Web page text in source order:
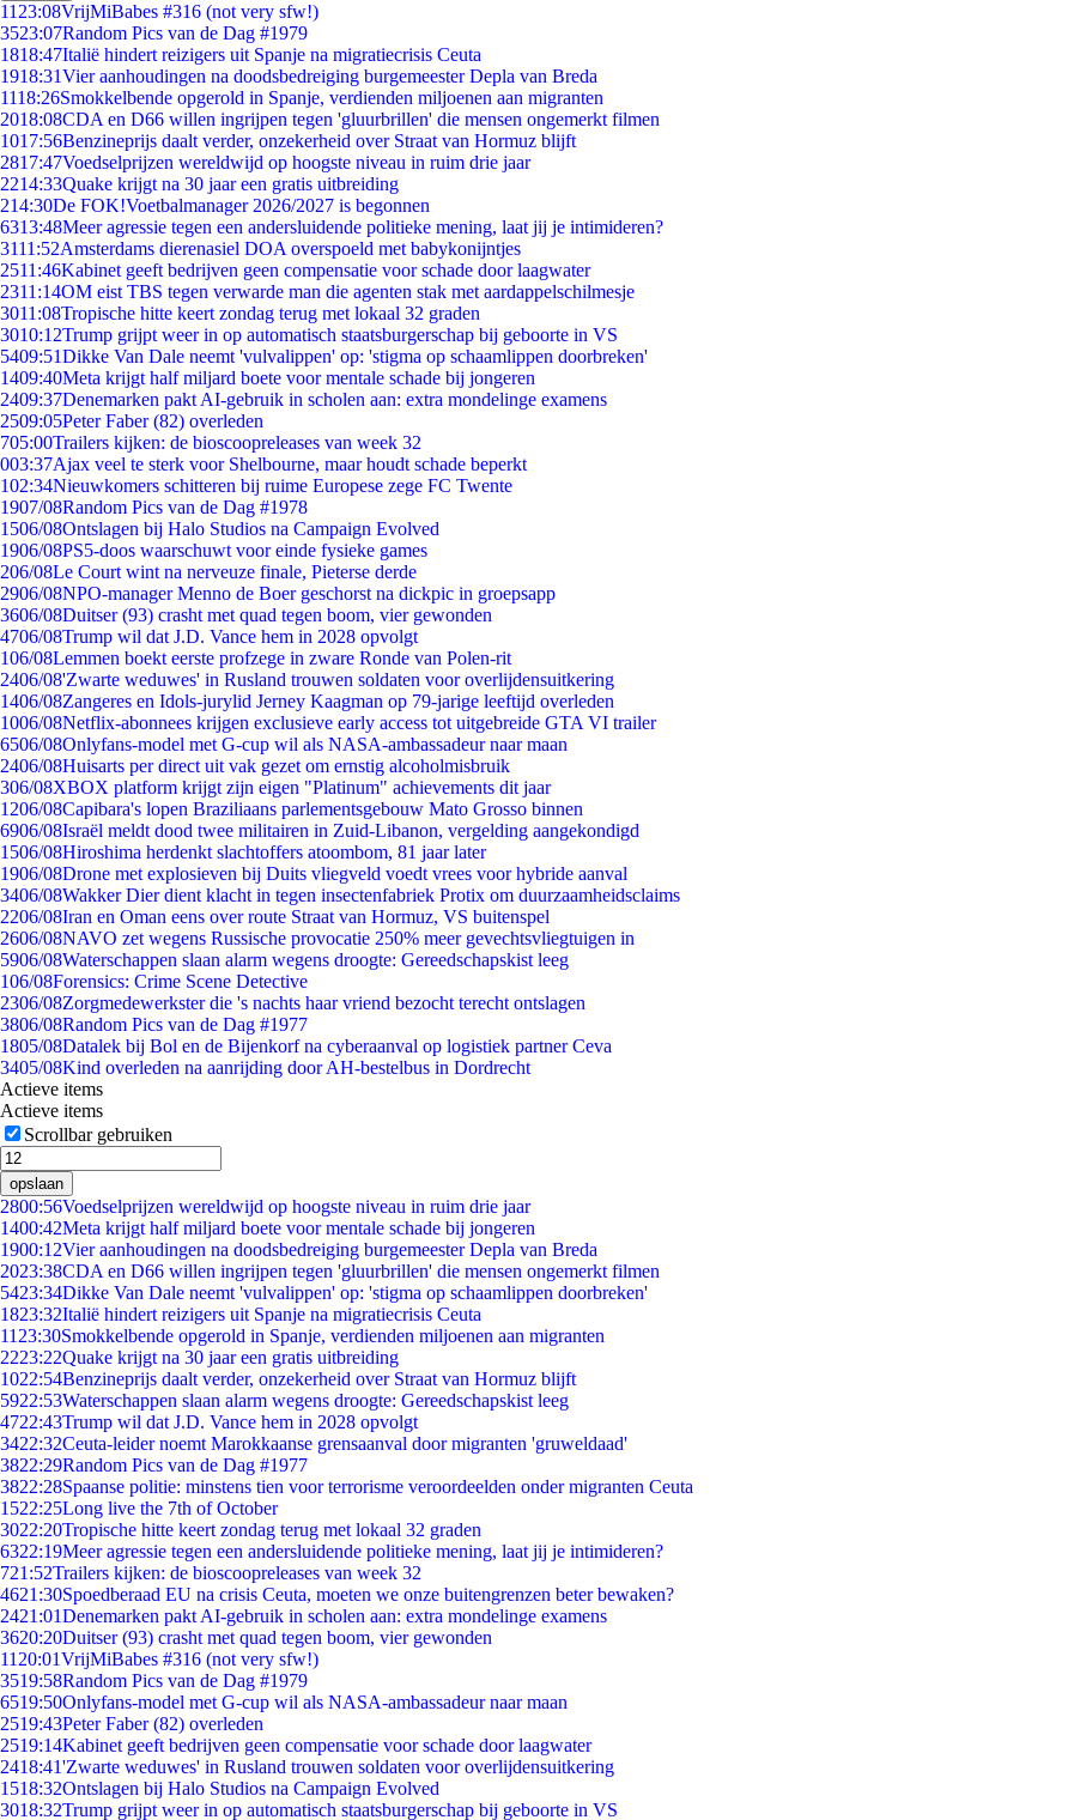
11 23:08VrijMiBabes #316 (not very sfw!)
3523:07Random Pics van de Dag #1979
1818:47Italië hindert reizigers uit Spanje na migratiecrisis Ceuta
1918:31Vier aanhoudingen na doodsbedreiging burgemeester Depla van Breda
1118:26Smokkelbende opgerold in Spanje, verdienden miljoenen aan migranten
2018:08CDA en D66 willen ingrijpen tegen 'gluurbrillen' die mensen ongemerkt filmen
1017:56Benzineprijs daalt verder, onzekerheid over Straat van Hormuz blijft
2817:47Voedselprijzen wereldwijd op hoogste niveau in ruim drie jaar
2214:33Quake krijgt na 30 jaar een gratis uitbreiding
214:30De FOK!Voetbalmanager 2026/2027 is begonnen
6313:48Meer agressie tegen een andersluidende politieke mening, laat jij je intimideren?
3111:52Amsterdams dierenasiel DOA overspoeld met babykonijntjes
2511:46Kabinet geeft bedrijven geen compensatie voor schade door laagwater
2311:14OM eist TBS tegen verwarde man die agenten stak met aardappelschilmesje
3011:08Tropische hitte keert zondag terug met lokaal 32 graden
3010:12Trump grijpt weer in op automatisch staatsburgerschap bij geboorte in VS
5409:51Dikke Van Dale neemt 'vulvalippen' op: 'stigma op schaamlippen doorbreken'
1409:40Meta krijgt half miljard boete voor mentale schade bij jongeren
2409:37Denemarken pakt AI-gebruik in scholen aan: extra mondelinge examens
2509:05Peter Faber (82) overleden
705:00Trailers kijken: de bioscoopreleases van week 32
003:37Ajax veel te sterk voor Shelbourne, maar houdt schade beperkt
102:34Nieuwkomers schitteren bij ruime Europese zege FC Twente
1907/08Random Pics van de Dag #1978
1506/08Ontslagen bij Halo Studios na Campaign Evolved
1906/08PS5-doos waarschuwt voor einde fysieke games
206/08Le Court wint na nerveuze finale, Pieterse derde
2906/08NPO-manager Menno de Boer geschorst na dickpic in groepsapp
3606/08Duitser (93) crasht met quad tegen boom, vier gewonden
4706/08Trump wil dat J.D. Vance hem in 2028 opvolgt
106/08Lemmen boekt eerste profzege in zware Ronde van Polen-rit
2406/08'Zwarte weduwes' in Rusland trouwen soldaten voor overlijdensuitkering
1406/08Zangeres en Idols-jurylid Jerney Kaagman op 79-jarige leeftijd overleden
1006/08Netflix-abonnees krijgen exclusieve early access tot uitgebreide GTA VI trailer
6506/08Onlyfans-model met G-cup wil als NASA-ambassadeur naar maan
2406/08Huisarts per direct uit vak gezet om ernstig alcoholmisbruik
306/08XBOX platform krijgt zijn eigen "Platinum" achievements dit jaar
1206/08Capibara's lopen Braziliaans parlementsgebouw Mato Grosso binnen
6906/08Israël meldt dood twee militairen in Zuid-Libanon, vergelding aangekondigd
1506/08Hiroshima herdenkt slachtoffers atoombom, 81 jaar later
1906/08Drone met explosieven bij Duits vliegveld voedt vrees voor hybride aanval
3406/08Wakker Dier dient klacht in tegen insectenfabriek Protix om duurzaamheidsclaims
2206/08Iran en Oman eens over route Straat van Hormuz, VS buitenspel
2606/08NAVO zet wegens Russische provocatie 250% meer gevechtsvliegtuigen in
5906/08Waterschappen slaan alarm wegens droogte: Gereedschapskist leeg
106/08Forensics: Crime Scene Detective
2306/08Zorgmedewerkster die 's nachts haar vriend bezocht terecht ontslagen
3806/08Random Pics van de Dag #1977
1805/08Datalek bij Bol en de Bijenkorf na cyberaanval op logistiek partner Ceva
3405/08Kind overleden na aanrijding door AH-bestelbus in Dordrecht
Actieve items
Actieve items
Scrollbar gebruiken
opslaan
2800:56Voedselprijzen wereldwijd op hoogste niveau in ruim drie jaar
1400:42Meta krijgt half miljard boete voor mentale schade bij jongeren
1900:12Vier aanhoudingen na doodsbedreiging burgemeester Depla van Breda
2023:38CDA en D66 willen ingrijpen tegen 'gluurbrillen' die mensen ongemerkt filmen
5423:34Dikke Van Dale neemt 'vulvalippen' op: 'stigma op schaamlippen doorbreken'
1823:32Italië hindert reizigers uit Spanje na migratiecrisis Ceuta
11 23:30Smokkelbende opgerold in Spanje, verdienden miljoenen aan migranten
2223:22Quake krijgt na 30 jaar een gratis uitbreiding
1022:54Benzineprijs daalt verder, onzekerheid over Straat van Hormuz blijft
5922:53Waterschappen slaan alarm wegens droogte: Gereedschapskist leeg
4722:43Trump wil dat J.D. Vance hem in 2028 opvolgt
3422:32Ceuta-leider noemt Marokkaanse grensaanval door migranten 'gruweldaad'
3822:29Random Pics van de Dag #1977
3822:28Spaanse politie: minstens tien voor terrorisme veroordeelden onder migranten Ceuta
1522:25Long live the 7th of October
3022:20Tropische hitte keert zondag terug met lokaal 32 graden
6322:19Meer agressie tegen een andersluidende politieke mening, laat jij je intimideren?
721:52Trailers kijken: de bioscoopreleases van week 32
4621:30Spoedberaad EU na crisis Ceuta, moeten we onze buitengrenzen beter bewaken?
2421:01Denemarken pakt AI-gebruik in scholen aan: extra mondelinge examens
3620:20Duitser (93) crasht met quad tegen boom, vier gewonden
11 20:01VrijMiBabes #316 (not very sfw!)
3519:58Random Pics van de Dag #1979
6519:50Onlyfans-model met G-cup wil als NASA-ambassadeur naar maan
2519:43Peter Faber (82) overleden
2519:14Kabinet geeft bedrijven geen compensatie voor schade door laagwater
2418:41'Zwarte weduwes' in Rusland trouwen soldaten voor overlijdensuitkering
1518:32Ontslagen bij Halo Studios na Campaign Evolved
3018:32Trump grijpt weer in op automatisch staatsburgerschap bij geboorte in VS